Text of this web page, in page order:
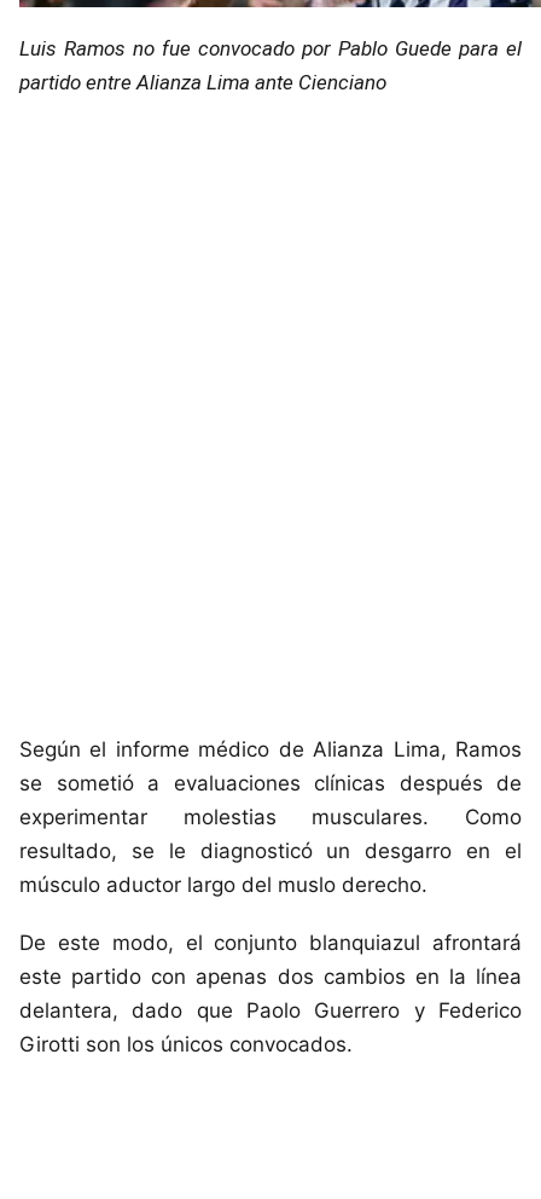
Luis Ramos no fue convocado por Pablo Guede para el
partido entre Alianza Lima ante Cienciano
Según el informe médico de Alianza Lima, Ramos
se sometió a evaluaciones clínicas después de
experimentar molestias musculares. Como
resultado, se le diagnosticó un desgarro en el
músculo aductor largo del muslo derecho.
De este modo, el conjunto blanquiazul afrontará
este partido con apenas dos cambios en la línea
delantera, dado que Paolo Guerrero y Federico
Girotti son los únicos convocados.